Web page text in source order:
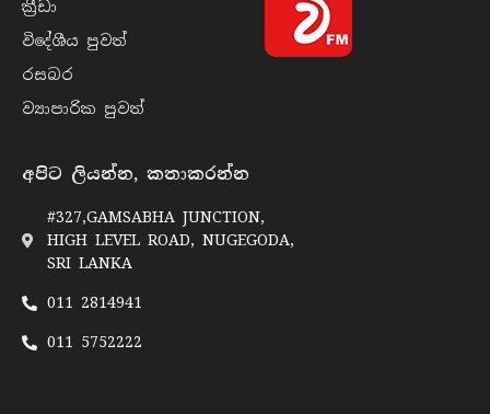
ක්‍රී​ඩා
විදේශීය පුව​ත්
රසබ​ර
ව්‍යාපාරික පුව​ත්
අපිට ලියන්න, කතාකරන්න
#327,GAMSABHA JUNCTION,
HIGH LEVEL ROAD, NUGEGODA,
SRI LANKA
011 2814941
011 5752222